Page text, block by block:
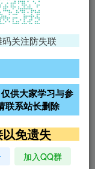
核4G3M服务器38元/
防免备案服务器
文字广告位招租
文字广告位招租
关注防失联
供大家学习与参
联系站长删除
免遗失
加入QQ群